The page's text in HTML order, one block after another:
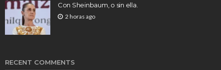
Con Sheinbaum, o sin ella.
2 horas ago
RECENT COMMENTS